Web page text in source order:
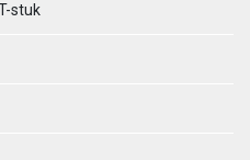
stuk